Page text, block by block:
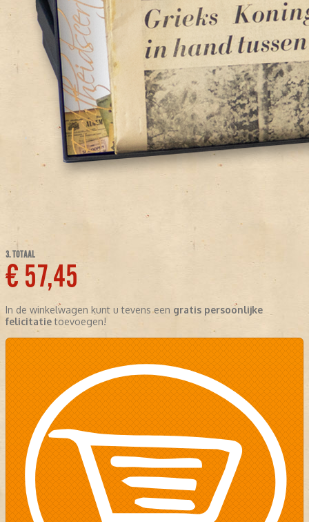
3. TOTAAL
€ 57,45
In de winkelwagen kunt u tevens een gratis persoonlijke
felicitatietoevoegen!